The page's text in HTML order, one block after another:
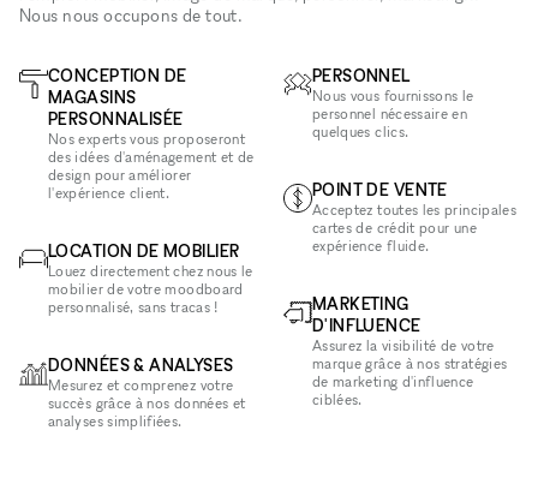
Nous nous occupons de tout.
CONCEPTION DE
MAGASINS
PERSONNALISÉE
Nos experts vous proposeront
des idées d'aménagement et de
design pour améliorer
l'expérience client.
LOCATION DE MOBILIER
Louez directement chez nous le
mobilier de votre moodboard
personnalisé, sans tracas !
DONNÉES & ANALYSES
Mesurez et comprenez votre
succès grâce à nos données et
analyses simplifiées.
PERSONNEL
Nous vous fournissons le
personnel nécessaire en
quelques clics.
POINT DE VENTE
Acceptez toutes les principales
cartes de crédit pour une
expérience fluide.
MARKETING
D'INFLUENCE
Assurez la visibilité de votre
marque grâce à nos stratégies
de marketing d'influence
ciblées.